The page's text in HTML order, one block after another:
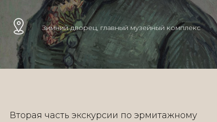
Зимний дворец, главный музейный комплекс
Вторая часть экскурсии по эрмитажному